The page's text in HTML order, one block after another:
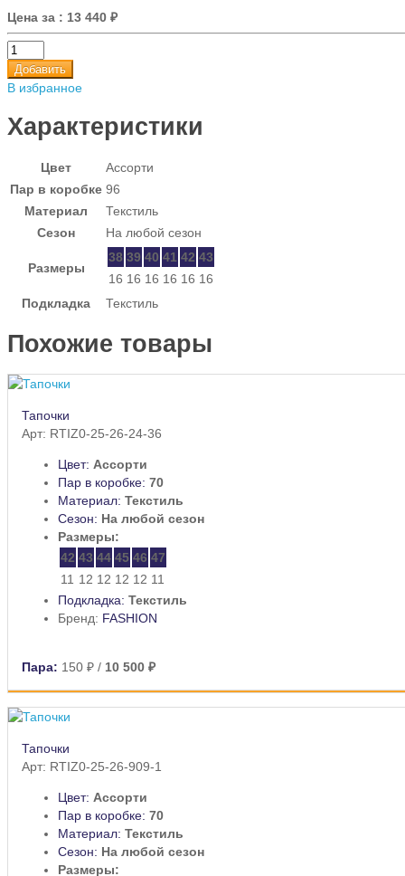
Цена за : 13 440 ₽
Добавить
В избранное
Характеристики
Цвет
Ассорти
Пар в коробке 96
Материал
Текстиль
Сезон
На любой сезон
Размеры
38 39 40 41 42 43
16 16 16 16 16 16
Подкладка
Текстиль
Похожие товары
Тапочки
Арт: RTIZ0-25-26-24-36
Цвет: Ассорти
Пар в коробке: 70
Материал: Текстиль
Сезон: На любой сезон
Размеры:
42 43 44 45 46 47
11 12 12 12 12 11
Подкладка: Текстиль
Бренд: FASHION
Пара: 150 ₽ / 10 500 ₽
Тапочки
Арт: RTIZ0-25-26-909-1
Цвет: Ассорти
Пар в коробке: 70
Материал: Текстиль
Сезон: На любой сезон
Размеры: